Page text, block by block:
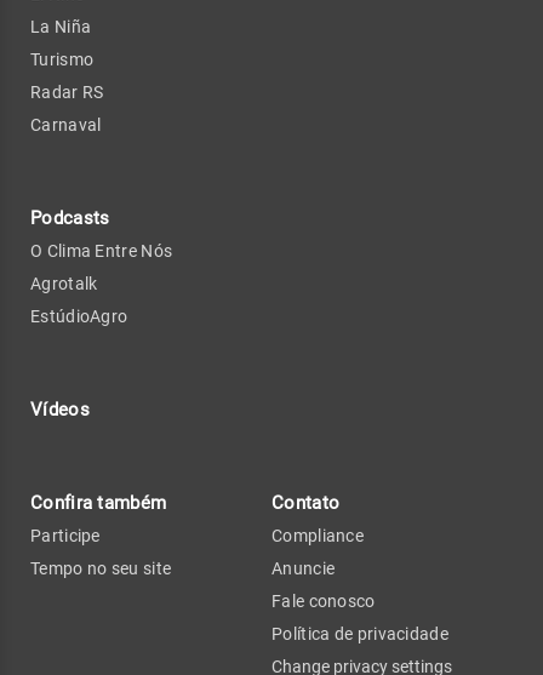
La Niña
Turismo
Radar RS
Carnaval
Podcasts
O Clima Entre Nós
Agrotalk
EstúdioAgro
Vídeos
Confira também
Participe
Tempo no seu site
Contato
Compliance
Anuncie
Fale conosco
Política de privacidade
Change privacy settings